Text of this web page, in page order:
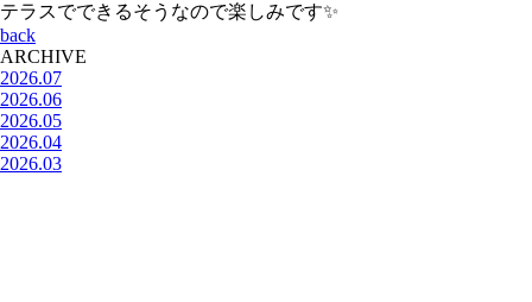
テラスでできるそうなので楽しみです✨
back
ARCHIVE
2026.07
2026.06
2026.05
2026.04
2026.03